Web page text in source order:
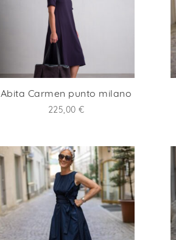
Abita Carmen punto milano
225,00€